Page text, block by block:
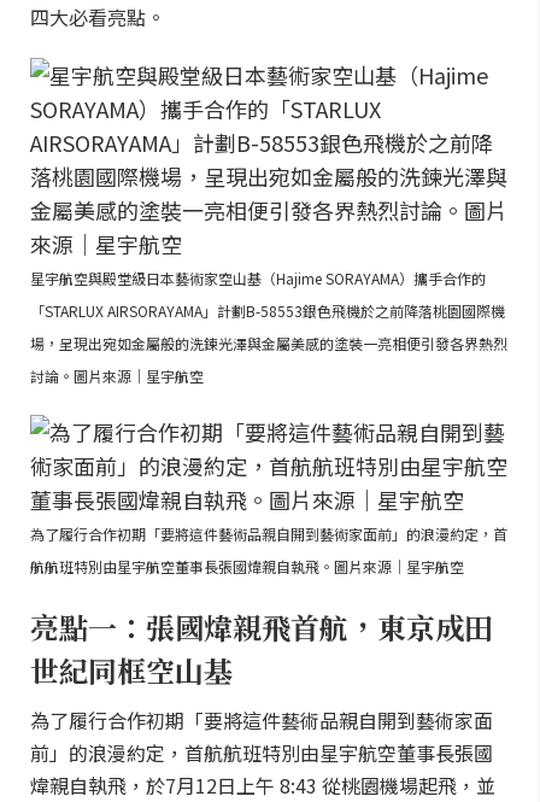
四大必看亮點。
星宇航空與殿堂級日本藝術家空山基（Hajime SORAYAMA）攜手合作的
「STARLUX AIRSORAYAMA」計劃B-58553銀色飛機於之前降落桃園國際機
場，呈現出宛如金屬般的洗鍊光澤與金屬美感的塗裝一亮相便引發各界熱烈
討論。圖片來源｜星宇航空
為了履行合作初期「要將這件藝術品親自開到藝術家面前」的浪漫約定，首
航航班特別由星宇航空董事長張國煒親自執飛。圖片來源｜星宇航空
亮點一：張國煒親飛首航，東京成田
世紀同框空山基
為了履行合作初期「要將這件藝術品親自開到藝術家面
前」的浪漫約定，首航航班特別由星宇航空董事長張國
煒親自執飛，於7月12日上午 8:43 從桃園機場起飛，並